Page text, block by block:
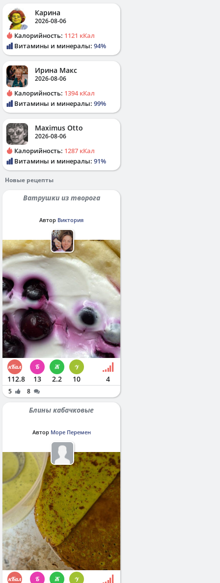
Карина
2026-08-06
Калорийность: 1121 кКал
Витамины и минералы: 94%
Ирина Макс
2026-08-06
Калорийность: 1394 кКал
Витамины и минералы: 99%
Maximus Otto
2026-08-06
Калорийность: 1287 кКал
Витамины и минералы: 91%
Новые рецепты
Ватрушки из творога
Автор Виктория
112.8 13 2.2 10 4
5 8
Блины кабачковые
Автор Море Перемен